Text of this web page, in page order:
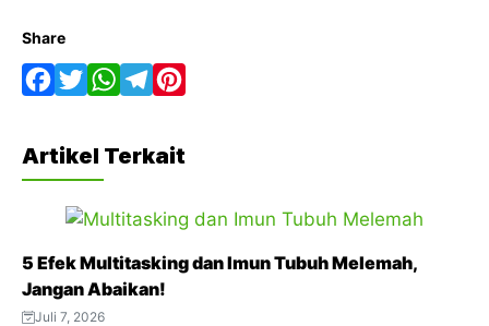
Share
a
c
o
o
w
i
e
r
h
a
t
A
p
e
r
t
r
Artikel Terkait
5 Efek Multitasking dan Imun Tubuh Melemah,
Jangan Abaikan!
Juli 7, 2026